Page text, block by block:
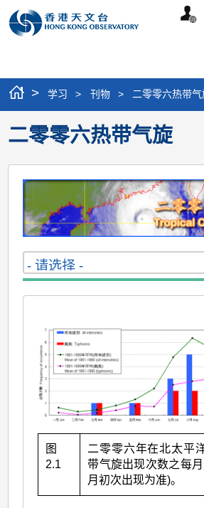
个
> 学习 > 刊物 > 二零零六热带气
二零零六热带气旋
图
2.1
二零零六年在北太平
带气旋出现次数之每
月初次出现为准)。